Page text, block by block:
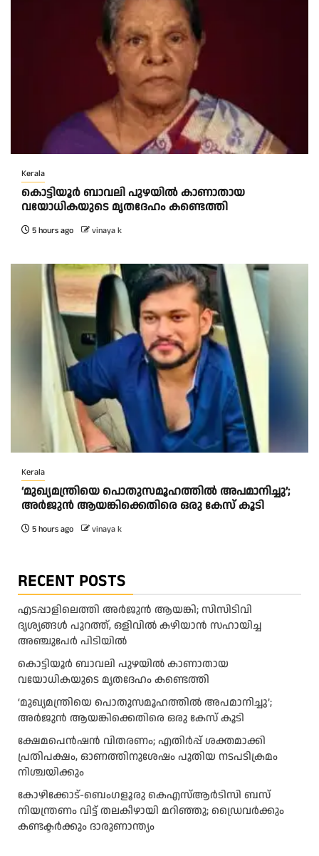
Kerala
കൊട്ടിയൂർ ബാവലി പുഴയിൽ കാണാതായ
വയോധികയുടെ മൃതദേഹം കണ്ടെത്തി
5 hours ago vinaya k
Kerala
‘മുഖ്യമന്ത്രിയെ പൊതുസമൂഹത്തിൽ അപമാനിച്ചു’;
അർജുൻ ആയങ്കിക്കെതിരെ ഒരു കേസ് കൂടി
5 hours ago vinaya k
RECENT POSTS
എടപ്പാളിലെത്തി അർജുൻ ആയങ്കി; സിസിടിവി
ദൃശ്യങ്ങൾ പുറത്ത്, ഒളിവിൽ കഴിയാൻ സഹായിച്ച
അഞ്ചുപേർ പിടിയിൽ
കൊട്ടിയൂർ ബാവലി പുഴയിൽ കാണാതായ
വയോധികയുടെ മൃതദേഹം കണ്ടെത്തി
‘മുഖ്യമന്ത്രിയെ പൊതുസമൂഹത്തിൽ അപമാനിച്ചു’;
അർജുൻ ആയങ്കിക്കെതിരെ ഒരു കേസ് കൂടി
ക്ഷേമപെൻഷൻ വിതരണം; എതിർപ്പ് ശക്തമാക്കി
പ്രതിപക്ഷം, ഓണത്തിനുശേഷം പുതിയ നടപടിക്രമം
നിശ്ചയിക്കും
കോഴിക്കോട്-ബെംഗളൂരു കെഎസ്ആര്‍ടിസി ബസ്
നിയന്ത്രണം വിട്ട് തലകീഴായി മറിഞ്ഞു; ഡ്രെെവർക്കും
കണ്ടക്ടർക്കും ദാരുണാന്ത്യം